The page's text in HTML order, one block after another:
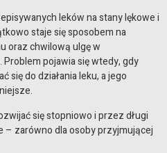
leków na stany lękowe i
staje się sposobem na
oraz chwilową ulgę w
pojawia się wtedy, gdy
się do działania leku, a jego
się stopniowo i przez długi
– zarówno dla osoby przyjmującej